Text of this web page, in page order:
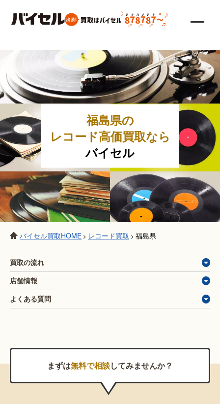
福島県の
レコード高価買取なら
バイセル
バイセル買取HOME > レコード買取 > 福島県
買取の流れ
店舗情報
よくある質問
まずは無料で相談してみませんか？